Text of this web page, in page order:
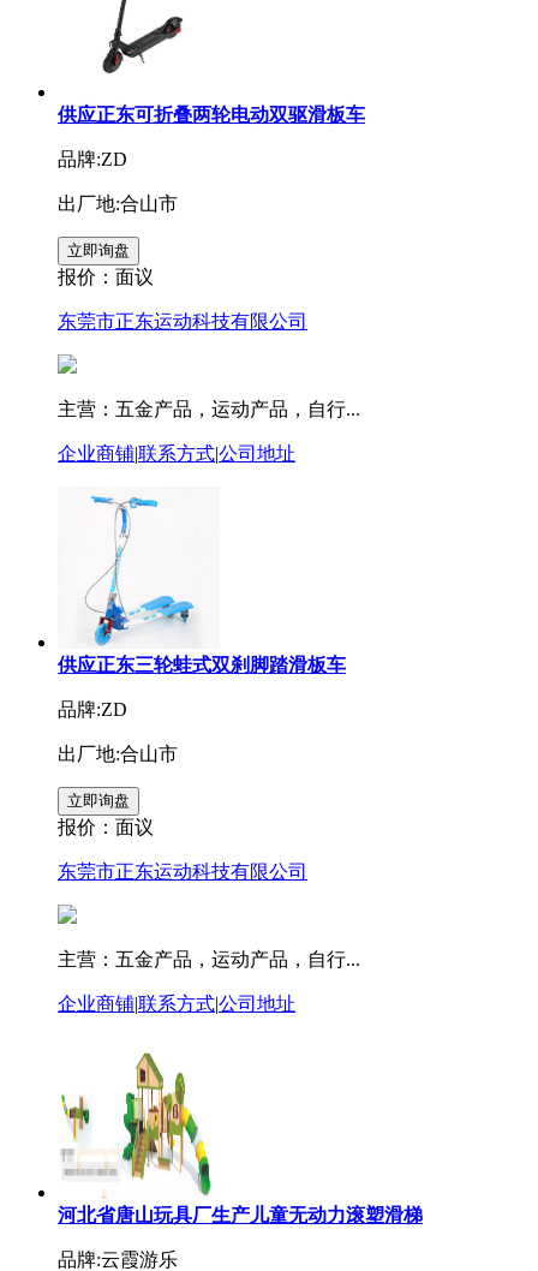
供应正东可折叠两轮电动双驱滑板车
品牌:ZD
出厂地:合山市
报价： 面议
东莞市正东运动科技有限公司
主营：五金产品，运动产品，自行...
企业商铺|联系方式|公司地址
供应正东三轮蛙式双刹脚踏滑板车
品牌:ZD
出厂地:合山市
报价： 面议
东莞市正东运动科技有限公司
主营：五金产品，运动产品，自行...
企业商铺|联系方式|公司地址
河北省唐山玩具厂生产儿童无动力滚塑滑梯
品牌:云霞游乐